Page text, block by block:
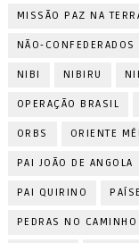
MISSÃO PAZ NA
NÃO-CONFEDERADOS
NIBI NIBIRU
OPERAÇÃO BRASIL
ORBS ORIENTE
PAI JOÃO DE ANGOLA
PAI QUIRINO
PEDRAS NO CAMINHO